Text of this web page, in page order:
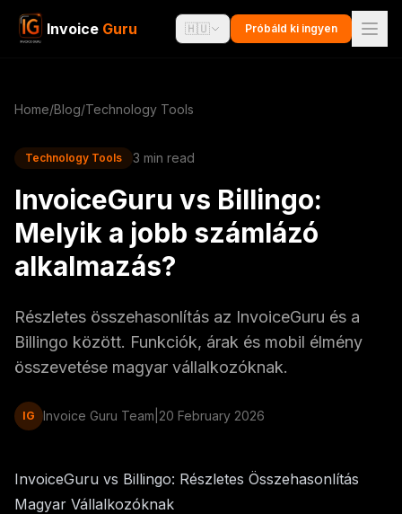
Invoice Guru 🇭🇺 Próbáld ki ingyen
Home/Blog/Technology Tools
Technology Tools 3 min read
InvoiceGuru vs Billingo:
Melyik a jobb számlázó
alkalmazás?
Részletes összehasonlítás az InvoiceGuru és a
Billingo között. Funkciók, árak és mobil élmény
összevetése magyar vállalkozóknak.
IG Invoice Guru Team 20 February 2026
InvoiceGuru vs Billingo: Részletes Összehasonlítás
Magyar Vállalkozóknak